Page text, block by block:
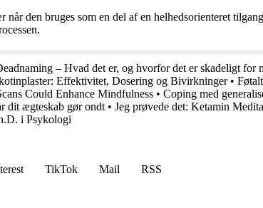
den bruges som en del af en helhedsorienteret
– Hvad det er, og hvorfor det er skadeligt for
Effektivitet, Dosering og Bivirkninger•
Could Enhance Mindfulness • Coping med
dit ægteskab gør ondt • Jeg prøvede det: Ketamin
i Psykologi
TikTok Mail RSS